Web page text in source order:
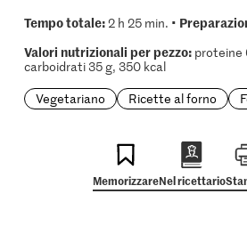
Tempo totale:2 h 25 min. •
Valori nutrizionali per pezzo:proteine
carboidrati 35 g, 350 kcal
Vegetariano
Ricette al forno
MemorizzareNel ricettario